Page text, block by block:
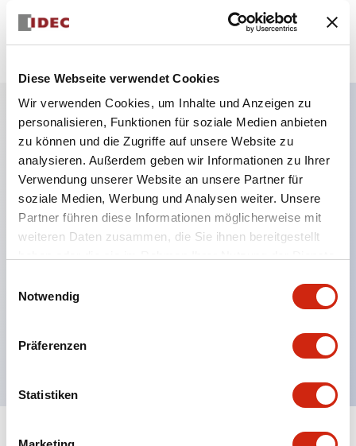
Diese Webseite verwendet Cookies
Wir verwenden Cookies, um Inhalte und Anzeigen zu
personalisieren, Funktionen für soziale Medien anbieten
zu können und die Zugriffe auf unsere Website zu
analysieren. Außerdem geben wir Informationen zu Ihrer
Verwendung unserer Website an unsere Partner für
soziale Medien, Werbung und Analysen weiter. Unsere
Partner führen diese Informationen möglicherweise mit
weiteren Daten zusammen, die Sie ihnen bereitgestellt
Notwendig
Präferenzen
Statistiken
Hauptmerkmale
Anwendbar in potenziell explosionsgefährdeten
Atmosphären
Bis zu 3 Kontaktblöcke
Finger-sichere (IP20) Schraubklemmen verfügbar